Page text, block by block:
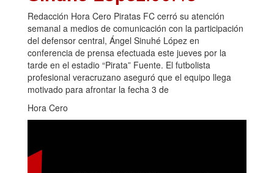
Redacción Hora Cero Piratas FC cerró su atención
semanal a medios de comunicación con la participación
del defensor central, Ángel Sinuhé López en
conferencia de prensa efectuada este jueves por la
tarde en el estadio “Pirata” Fuente. El futbolista
profesional veracruzano aseguró que el equipo llega
motivado para afrontar la fecha 3 de
Hora Cero